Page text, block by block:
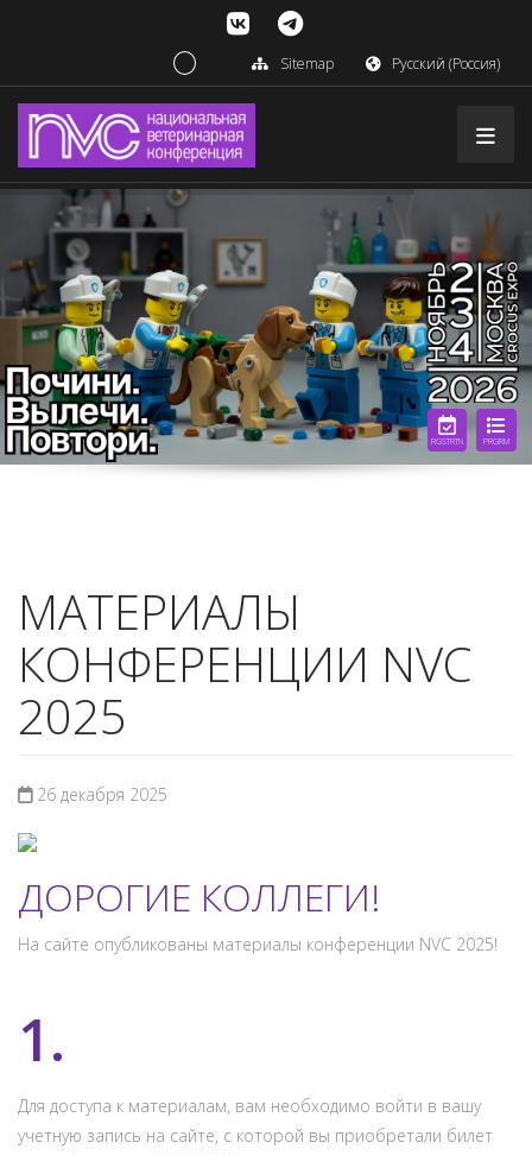
Sitemap Русский (Россия)
PRGRM
RGSTRTN
МАТЕРИАЛЫ
КОНФЕРЕНЦИИ NVC
2025
26 декабря 2025
ДОРОГИЕ КОЛЛЕГИ!
На сайте опубликованы материалы конференции NVC 2025!
1.
Для доступа к материалам, вам необходимо войти в вашу
учетную запись на сайте, с которой вы приобретали билет